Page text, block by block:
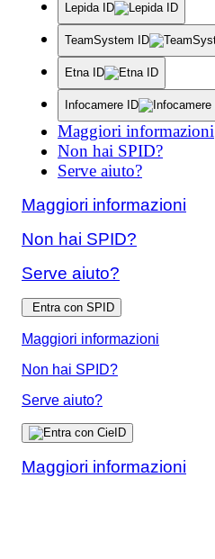
Lepida ID
TeamSystem ID
Etna ID
Infocamere ID
Maggiori informazioni
Non hai SPID?
Serve aiuto?
Maggiori informazioni
Non hai SPID?
Serve aiuto?
Entra con SPID
Maggiori informazioni
Non hai SPID?
Serve aiuto?
Maggiori informazioni